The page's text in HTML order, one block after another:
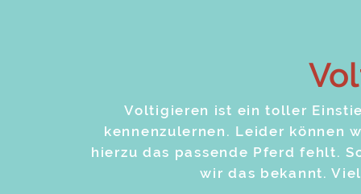
Voltigieren ist ein toller
kennenzulernen. Leider können
hierzu das passende Pferd fehlt.
wir das bekannt.